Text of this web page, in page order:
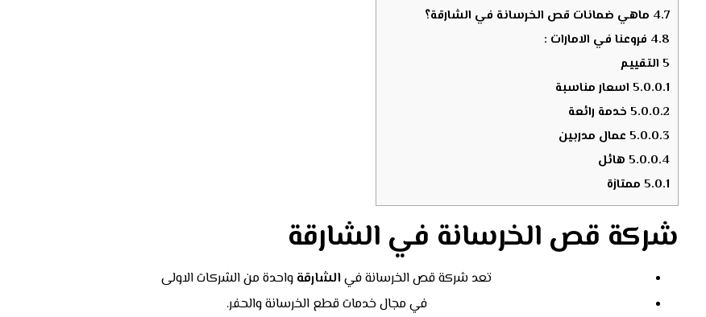
4.7 ماهي ضمانات قص الخرسانة في الشارقة؟
4.8 فروعنا في الامارات :
5التقييم
5.0.0.1اسعار مناسبة
5.0.0.2خدمة رائعة
5.0.0.3عمال مدربين
5.0.0.4هائل
5.0.1ممتازة
شركة قص الخرسانة في الشارقة
تعد شركة قص الخرسانة في الشارقة واحدة من الشركات الاولى
في مجال خدمات قطع الخرسانة والحفر.